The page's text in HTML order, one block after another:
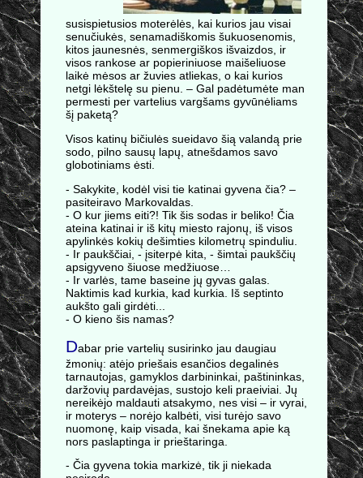
susispietusios moterėlės, kai kurios jau visai
senučiukės, senamadiškomis šukuosenomis,
kitos jaunesnės, senmergiškos išvaizdos, ir
visos rankose ar popieriniuose maišeliuose
laikė mėsos ar žuvies atliekas, o kai kurios
netgi lėkštelę su pienu. – Gal padėtumėte man
permesti per vartelius vargšams gyvūnėliams
šį paketą?
Visos katinų bičiulės sueidavo šią valandą prie
sodo, pilno sausų lapų, atnešdamos savo
globotiniams ėsti.
- Sakykite, kodėl visi tie katinai gyvena čia? –
pasiteiravo Markovaldas.
- O kur jiems eiti?! Tik šis sodas ir beliko! Čia
ateina katinai ir iš kitų miesto rajonų, iš visos
apylinkės kokių dešimties kilometrų spinduliu.
- Ir paukščiai, - įsiterpė kita, - šimtai paukščių
apsigyveno šiuose medžiuose…
- Ir varlės, tame baseine jų gyvas galas.
Naktimis kad kurkia, kad kurkia. Iš septinto
aukšto gali girdėti...
- O kieno šis namas?
Dabar prie vartelių susirinko jau daugiau
žmonių: atėjo priešais esančios degalinės
tarnautojas, gamyklos darbininkai, paštininkas,
daržovių pardavėjas, sustojo keli praeiviai. Jų
nereikėjo maldauti atsakymo, nes visi – ir vyrai,
ir moterys – norėjo kalbėti, visi turėjo savo
nuomonę, kaip visada, kai šnekama apie ką
nors paslaptinga ir prieštaringa.
- Čia gyvena tokia markizė, tik ji niekada